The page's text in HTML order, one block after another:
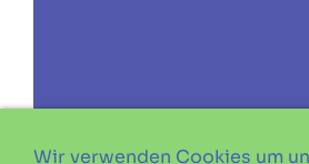
Wir verwenden Cookies um